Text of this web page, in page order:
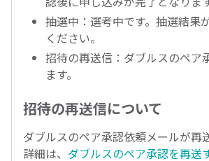
抽選中：選考中です。抽選結果
ください。
招待の再送信：ダブルスのペア
ます。
招待の再送信について
ダブルスのペア承認依頼メールが再
詳細は、 ダブルスのペア承認を再送